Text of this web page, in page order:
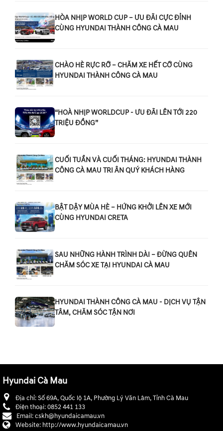
HÒA NHỊP WORLD CUP – ƯU ĐÃI CỰC ĐỈNH
CÙNG HYUNDAI THÀNH CÔNG CÀ MAU
CHÀO HÈ RỰC RỠ – CHĂM XE HẾT CỠ CÙNG
HYUNDAI THÀNH CÔNG CÀ MAU
“HOÀ NHỊP WORLDCUP - ƯU ĐÃI LÊN TỚI 220
TRIỆU ĐỒNG”
CUỐI TUẦN VÀ CUỐI THÁNG: HYUNDAI THÀNH
CÔNG CÀ MAU TRI ÂN QUÝ KHÁCH HÀNG
BẬT DẬY MÙA HÈ – HỨNG KHỞI LÊN XE MỚI
CÙNG HYUNDAI CRETA
SAU NHỮNG HÀNH TRÌNH DÀI – ĐỪNG QUÊN
CHĂM SÓC XE TẠI HYUNDAI CÀ MAU
HYUNDAI THÀNH CÔNG CÀ MAU - DỊCH VỤ TẬN
TÂM, CHĂM SÓC TẬN NƠI
Hyundai Cà Mau
Địa chỉ:Số 69A, Quốc lộ 1A, Phường Lý Văn Lâm, Tỉnh Cà Mau
Điện thoại:0852 441 133
Email:cskh@hyundaicamau.vn
Website: http://www.hyundaicamau.vn